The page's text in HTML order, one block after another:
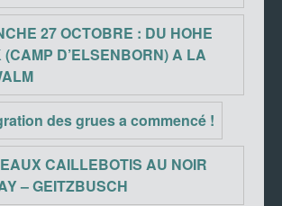
27 OCTOBRE : DU HOHE
(CAMP D’ELSENBORN) A LA
des grues a commencé !
CAILLEBOTIS AU NOIR
– GEITZBUSCH